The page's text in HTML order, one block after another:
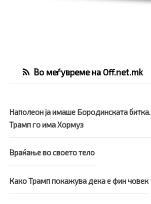
Во меѓувреме на Off.net.mk
Наполеон ја имаше Бородинската битка.
Трамп го има Хормуз
Враќање во своето тело
Како Трамп покажува дека е фин човек